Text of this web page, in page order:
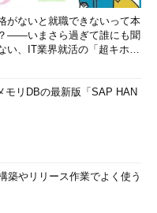
がないと就職できないって本
――いまさら過ぎて誰にも聞
い、IT業界就活の「超キホ
モリDBの最新版「SAP HAN
築やリリース作業でよく使う